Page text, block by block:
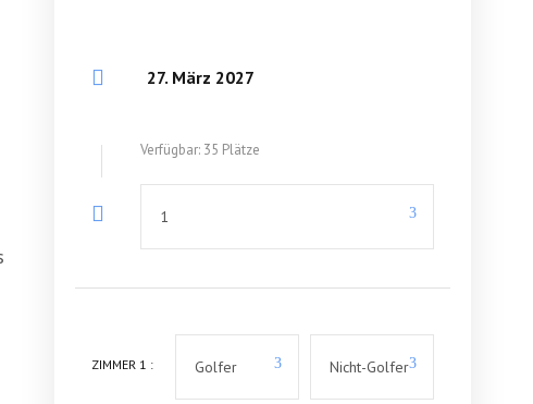
27. März 2027
Verfügbar: 35 Plätze
ZIMMER 1 :